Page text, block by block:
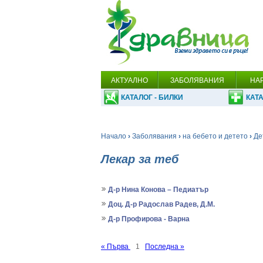
АКТУАЛНО ЗАБОЛЯВАНИЯ
КАТАЛОГ - БИЛКИ
Начало › Заболявания › на бебето и детето ›
Лекар за теб
Д-р Нина Конова – Педиатър
Доц. Д-р Радослав Радев, Д.М.
Д-р Профирова - Варна
« Първа 1 Последна »